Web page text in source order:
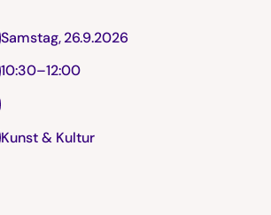
Samstag,26.9.2026
10:30–12:00
Kunst & Kultur